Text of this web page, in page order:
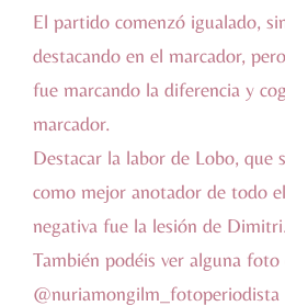
El partido comenzó igualado,
destacando en el marcador,
fue marcando la diferencia y
marcador.
Destacar la labor de Lobo, que
como mejor anotador de todo
negativa fue la lesión de Dimitri.
También podéis ver alguna
@nuriamongilm_fotoperiodista